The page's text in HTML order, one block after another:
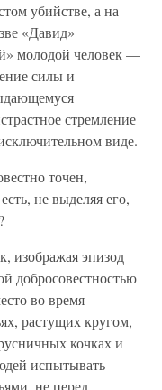
убийстве, а на
«Давид»
молодой человек —
силы и
стремление
виде.
точен,
не выделяя его,
изображая эпизод
добросовестностью
во время
растущих кругом,
кочках и
испытывать
не перед